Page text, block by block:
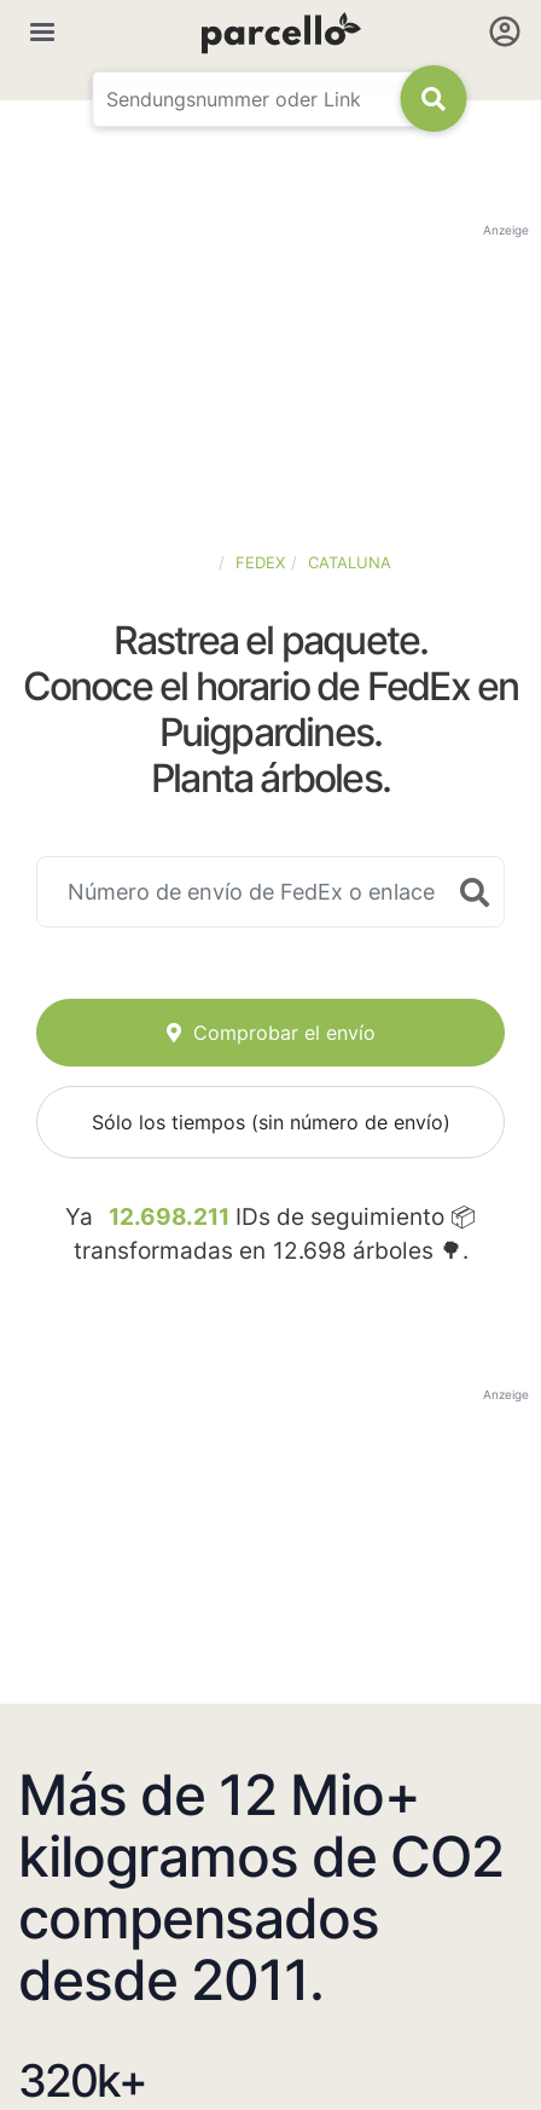
Anzeige
FEDEX CATALUNA
Rastrea el paquete.
Conoce el horario de FedEx en
Puigpardines.
Planta árboles.
Comprobar el envío
Sólo los tiempos (sin número de envío)
Ya 12.698.211 IDs de seguimiento 📦
transformadas en 12.698 árboles 🌳.
Anzeige
Más de 12 Mio+
kilogramos de CO2
compensados
desde 2011.
320k+